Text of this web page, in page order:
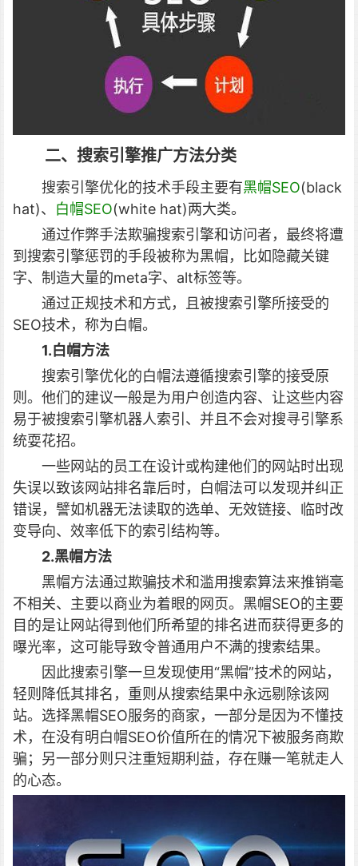
二、搜索引擎推广方法分类
搜索引擎优化的技术手段主要有黑帽SEO(black
hat)、 白帽SEO(white hat)两大类。
通过作弊手法欺骗搜索引擎和访问者，最终将遭
到搜索引擎惩罚的手段被称为黑帽，比如隐藏关键
字、制造大量的meta字、alt标签等。
通过正规技术和方式，且被搜索引擎所接受的
SEO技术，称为白帽。
1.白帽方法
搜索引擎优化的白帽法遵循搜索引擎的接受原
则。他们的建议一般是为用户创造内容、让这些内容
易于被搜索引擎机器人索引、并且不会对搜寻引擎系
统耍花招。
一些网站的员工在设计或构建他们的网站时出现
失误以致该网站排名靠后时，白帽法可以发现并纠正
错误，譬如机器无法读取的选单、无效链接、临时改
变导向、效率低下的索引结构等。
2.黑帽方法
黑帽方法通过欺骗技术和滥用搜索算法来推销毫
不相关、主要以商业为着眼的网页。黑帽SEO的主要
目的是让网站得到他们所希望的排名进而获得更多的
曝光率，这可能导致令普通用户不满的搜索结果。
因此搜索引擎一旦发现使用“黑帽”技术的网站，
轻则降低其排名，重则从搜索结果中永远剔除该网
站。选择黑帽SEO服务的商家，一部分是因为不懂技
术，在没有明白帽SEO价值所在的情况下被服务商欺
骗；另一部分则只注重短期利益，存在赚一笔就走人
的心态。